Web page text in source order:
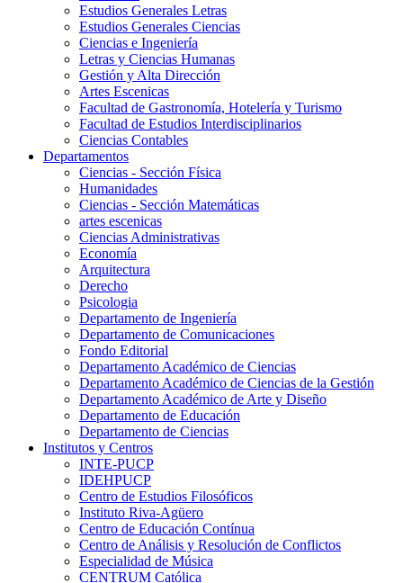
Estudios Generales Letras
Estudios Generales Ciencias
Ciencias e Ingeniería
Letras y Ciencias Humanas
Gestión y Alta Dirección
Artes Escenicas
Facultad de Gastronomía, Hotelería y Turismo
Facultad de Estudios Interdisciplinarios
Ciencias Contables
Departamentos
Ciencias - Sección Física
Humanidades
Ciencias - Sección Matemáticas
artes escenicas
Ciencias Administrativas
Economía
Arquitectura
Derecho
Psicologia
Departamento de Ingeniería
Departamento de Comunicaciones
Fondo Editorial
Departamento Académico de Ciencias
Departamento Académico de Ciencias de la Gestión
Departamento Académico de Arte y Diseño
Departamento de Educación
Departamento de Ciencias
Institutos y Centros
INTE-PUCP
IDEHPUCP
Centro de Estudios Filosóficos
Instituto Riva-Agüero
Centro de Educación Contínua
Centro de Análisis y Resolución de Conflictos
Especialidad de Música
CENTRUM Católica